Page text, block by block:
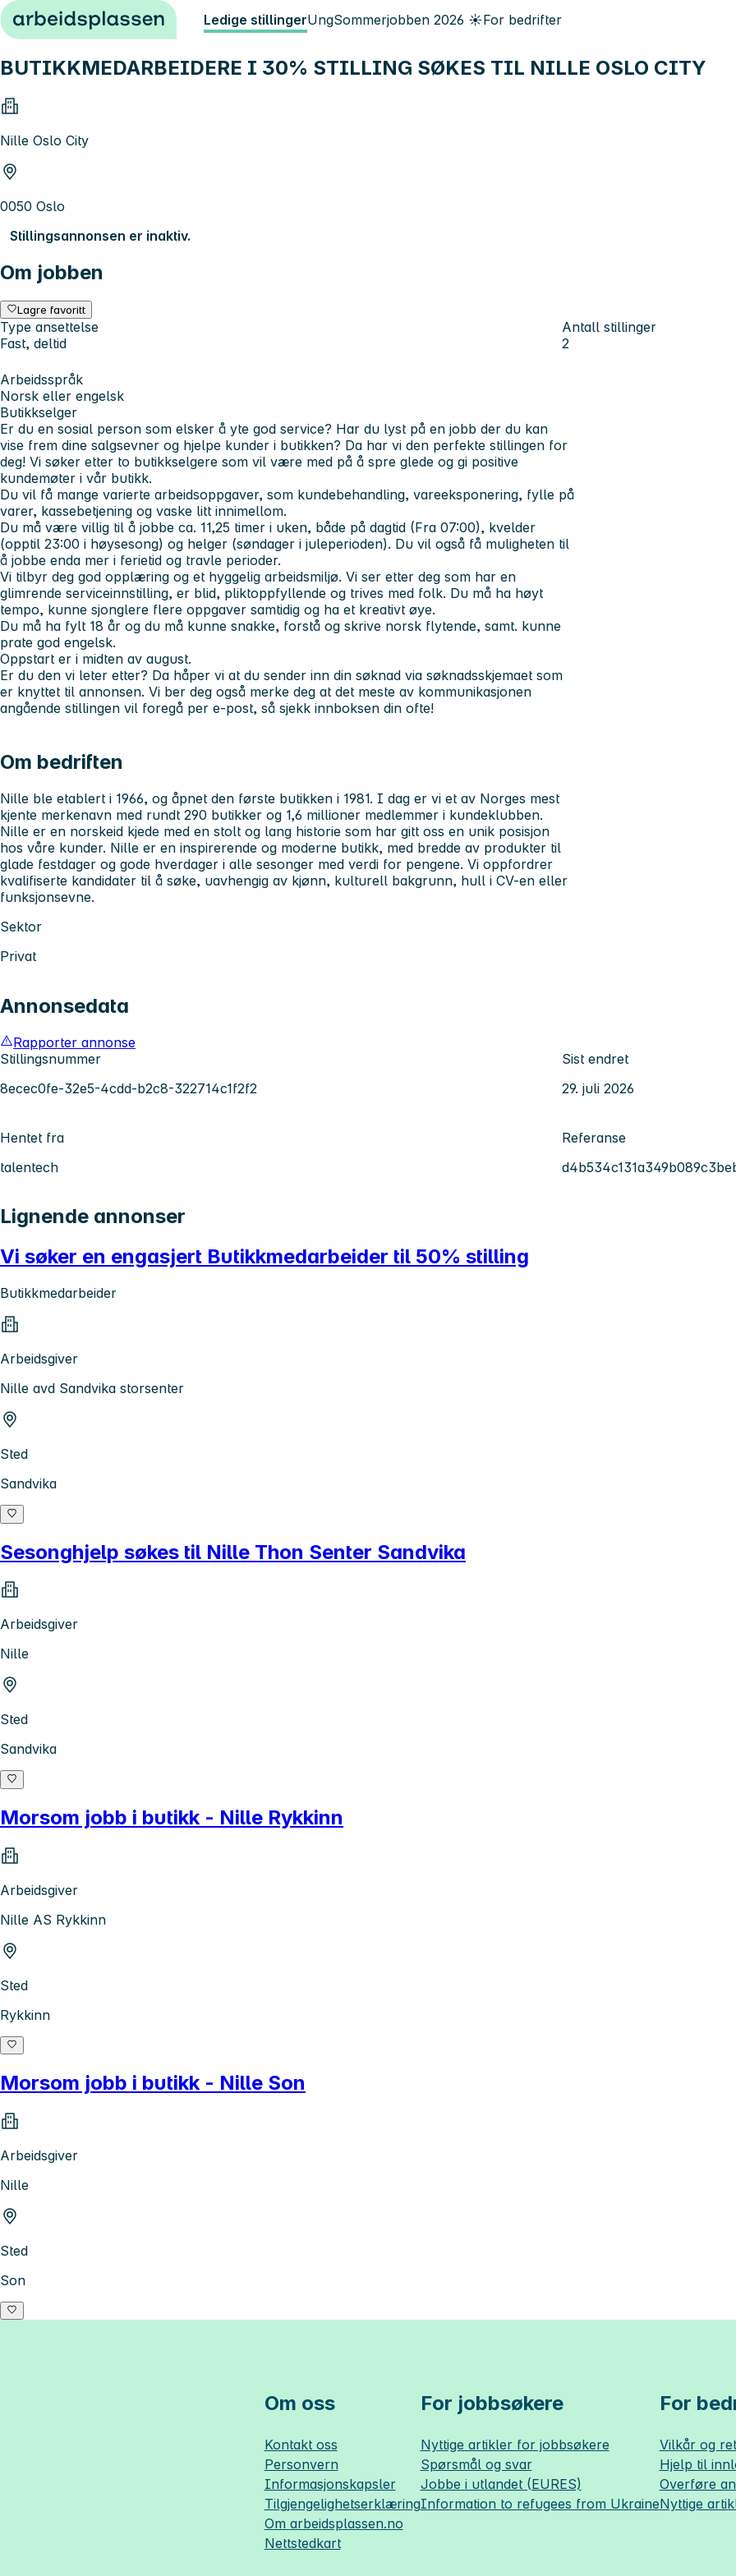
Hopp til innhold Ledige stillingerUngSommerjobben 2026 ☀️For bedrifter
BUTIKKMEDARBEIDERE I 30% STILLING SØKES TIL NILLE OSLO CITY
Nille Oslo City
0050 Oslo
Stillingsannonsen er inaktiv.
Om jobben
Lagre favoritt
Type ansettelse
Fast, deltid
Antall stillinger
2
Arbeidsspråk
Norsk eller engelsk
Butikkselger
Er du en sosial person som elsker å yte god service? Har du lyst på en jobb der du kan
vise frem dine salgsevner og hjelpe kunder i butikken? Da har vi den perfekte stillingen for
deg! Vi søker etter to butikkselgere som vil være med på å spre glede og gi positive
kundemøter i vår butikk.
Du vil få mange varierte arbeidsoppgaver, som kundebehandling, vareeksponering, fylle på
varer, kassebetjening og vaske litt innimellom.
Du må være villig til å jobbe ca. 11,25 timer i uken, både på dagtid (Fra 07:00), kvelder
(opptil 23:00 i høysesong) og helger (søndager i juleperioden). Du vil også få muligheten til
å jobbe enda mer i ferietid og travle perioder.
Vi tilbyr deg god opplæring og et hyggelig arbeidsmiljø. Vi ser etter deg som har en
glimrende serviceinnstilling, er blid, pliktoppfyllende og trives med folk. Du må ha høyt
tempo, kunne sjonglere flere oppgaver samtidig og ha et kreativt øye.
Du må ha fylt 18 år og du må kunne snakke, forstå og skrive norsk flytende, samt. kunne
prate god engelsk.
Oppstart er i midten av august.
Er du den vi leter etter? Da håper vi at du sender inn din søknad via søknadsskjemaet som
er knyttet til annonsen. Vi ber deg også merke deg at det meste av kommunikasjonen
angående stillingen vil foregå per e-post, så sjekk innboksen din ofte!
Om bedriften
Nille ble etablert i 1966, og åpnet den første butikken i 1981. I dag er vi et av Norges mest
kjente merkenavn med rundt 290 butikker og 1,6 millioner medlemmer i kundeklubben.
Nille er en norskeid kjede med en stolt og lang historie som har gitt oss en unik posisjon
hos våre kunder. Nille er en inspirerende og moderne butikk, med bredde av produkter til
glade festdager og gode hverdager i alle sesonger med verdi for pengene. Vi oppfordrer
kvalifiserte kandidater til å søke, uavhengig av kjønn, kulturell bakgrunn, hull i CV-en eller
funksjonsevne.
Sektor
Privat
Annonsedata
Rapporter annonse
Stillingsnummer
8ecec0fe-32e5-4cdd-b2c8-322714c1f2f2
Sist endret
29. juli 2026
Hentet fra
talentech
Referanse
Lignende annonser
Vi søker en engasjert Butikkmedarbeider til 50% stilling
Butikkmedarbeider
Arbeidsgiver
Nille avd Sandvika storsenter
Sted
Sandvika
Sesonghjelp søkes til Nille Thon Senter Sandvika
Arbeidsgiver
Nille
Sted
Sandvika
Morsom jobb i butikk - Nille Rykkinn
Arbeidsgiver
Nille AS Rykkinn
Sted
Rykkinn
Morsom jobb i butikk - Nille Son
Arbeidsgiver
Nille
Sted
Son
Om oss
Kontakt oss
Personvern
Informasjonskapsler
Tilgjengelighetserklæring
Om arbeidsplassen.no
Nettstedkart
For jobbsøkere
Nyttige artikler for jobbsøkere
Spørsmål og svar
Jobbe i utlandet (EURES)
Information to refugees from Ukraine
For
Vilkår og
Hjelp til
Overføre
Nyttige